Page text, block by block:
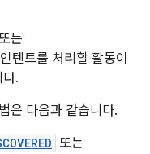
또는
인텐트를 처리할 활동이
.
은 다음과 같습니다.
또는